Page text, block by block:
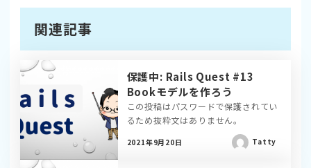
関連記事
保護中: Rails Quest #13
Bookモデルを作ろう
この投稿はパスワードで保護されてい
るため抜粋文はありません。
Tatty
2021年9月20日